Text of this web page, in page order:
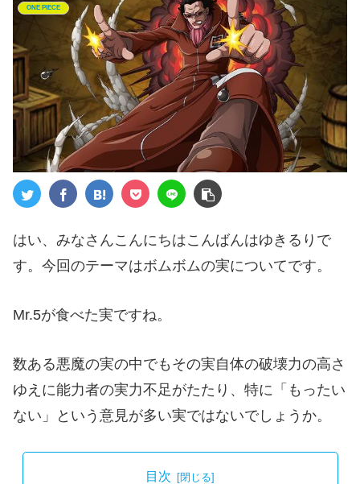
ONE PIECE
はい、みなさんこんにちはこんばんはゆきるりで
す。今回のテーマはボムボムの実についてです。
Mr.5が食べた実ですね。
数ある悪魔の実の中でもその実自体の破壊力の高さ
ゆえに能力者の実力不足がたたり、特に「もったい
ない」という意見が多い実ではないでしょうか。
目次